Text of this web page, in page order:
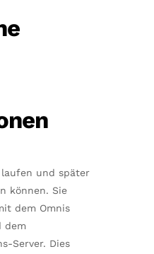
und später
können. Sie
dem Omnis
dem
Server. Dies